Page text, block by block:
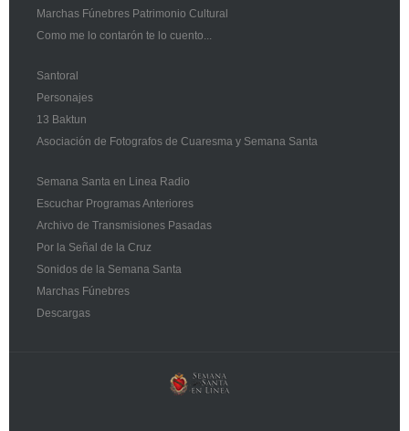
Marchas Fúnebres Patrimonio Cultural
Como me lo contarón te lo cuento...
Santoral
Personajes
13 Baktun
Asociación de Fotografos de Cuaresma y Semana Santa
Semana Santa en Linea Radio
Escuchar Programas Anteriores
Archivo de Transmisiones Pasadas
Por la Señal de la Cruz
Sonidos de la Semana Santa
Marchas Fúnebres
Descargas